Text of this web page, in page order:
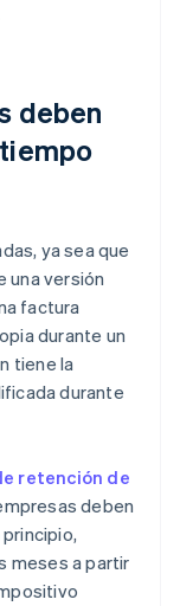
deben
ya sea que
una versión
factura
durante un
tiene la
durante
retención de
deben
meses a partir